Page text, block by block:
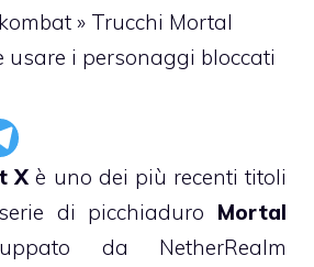
» Trucchi Mortal
usare i personaggi bloccati
X è uno dei più recenti titoli
di picchiaduro Mortal
da NetherRealm